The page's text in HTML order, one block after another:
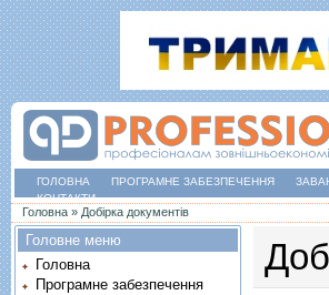
ГОЛОВНА ПРОГРАМНЕ ЗАБЕЗПЕЧЕННЯ
КОНТАКТИ
Ви є тут
Головна » Добірка документів
Головне меню
Головна
Програмне забезпечення